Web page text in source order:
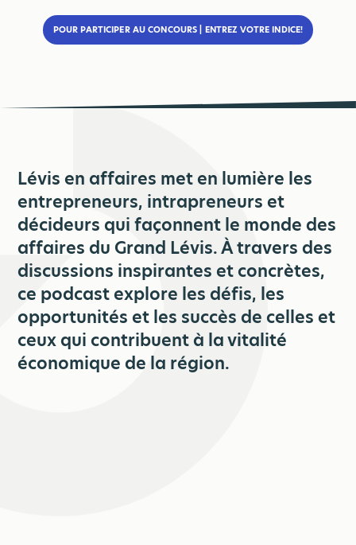
POUR PARTICIPER AU CONCOURS | ENTREZ VOTRE INDICE!
Lévis en affaires met en lumière les
entrepreneurs, intrapreneurs et
décideurs qui façonnent le monde des
affaires du Grand Lévis. À travers des
discussions inspirantes et concrètes,
ce podcast explore les défis, les
opportunités et les succès de celles et
ceux qui contribuent à la vitalité
économique de la région.